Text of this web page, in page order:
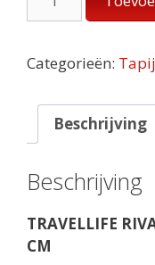
Riva
Blue
cm
Categorieën:
Beschrijving
Beschrijving
TRAVELLIFE
CM